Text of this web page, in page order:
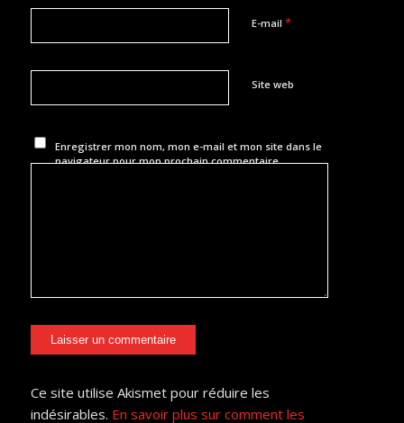
E-mail *
Site web
Enregistrer mon nom, mon e-mail et mon site dans le
navigateur pour mon prochain commentaire.
Ce site utilise Akismet pour réduire les
indésirables. En savoir plus sur comment les